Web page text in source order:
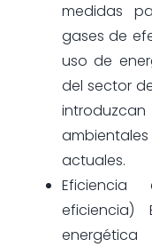
medidas
gases de
uso de
del sector
actuales.
Eficiencia
eficiencia)